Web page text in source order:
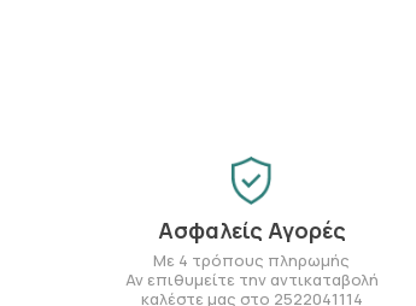
Ασφαλείς Αγορές
Με 4 τρόπους πληρωμής
Αν επιθυμείτε την αντικαταβολή
καλέστε μας στο 2522041114